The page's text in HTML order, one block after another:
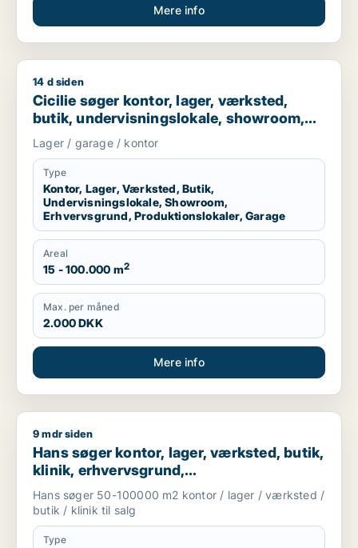
Mere info
Cicilie søger kontor, lager, værksted, butik,
14 d siden
Cicilie søger kontor, lager, værksted,
butik, undervisningslokale, showroom,
erhvervsgrund, produktionslokaler eller
garage til leje i Region Sjælland eller
Nordsjælland
Lager / garage / kontor
Type
Kontor, Lager, Værksted, Butik,
Undervisningslokale, Showroom,
Erhvervsgrund, Produktionslokaler, Garage
Areal
15 - 100.000 m2
Max. per måned
2.000 DKK
Mere info
Hans søger kontor, lager, værksted, butik, klinik,
9 mdr siden
Hans søger kontor, lager, værksted, butik,
klinik, erhvervsgrund,
boligudlejningsejendom, hotel,
produktionslokaler eller garage til salg i
Region Sjælland
Hans søger 50-100000 m2 kontor / lager / værksted /
butik / klinik til salg
Type